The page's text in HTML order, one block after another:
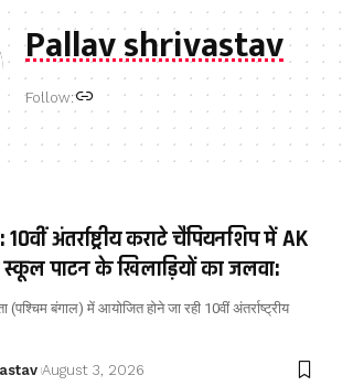
Pallav shrivastav
Follow:
अंतर्राष्ट्रीय कराटे चैंपियनशिप में AK
पाटन के खिलाड़ियों का जलवा:
(पश्चिम बंगाल) में आयोजित होने जा रही 10वीं अंतर्राष्ट्रीय
August 3, 2026